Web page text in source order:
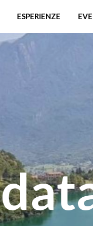
ESPERIENZE